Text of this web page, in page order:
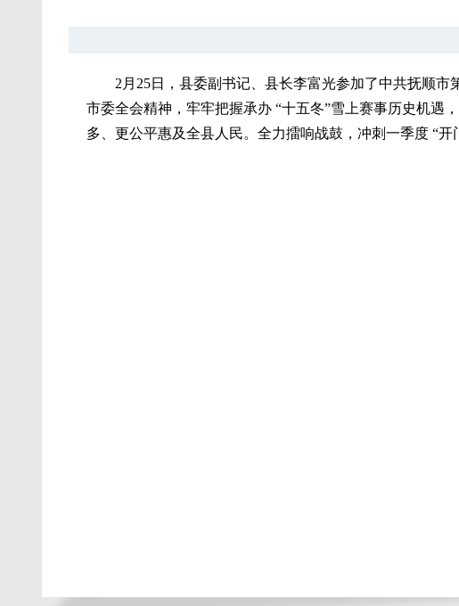
2月25日，县委副书记、县长李富光参加了中共抚顺
市委全会精神，牢牢把握承办 “十五冬”雪上赛事历史机遇
多、更公平惠及全县人民。全力擂响战鼓，冲刺一季度 “开